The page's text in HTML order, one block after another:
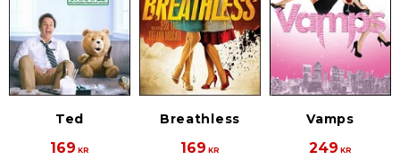
Ted
169 KR
Breathless
169 KR
Vamps
249 KR